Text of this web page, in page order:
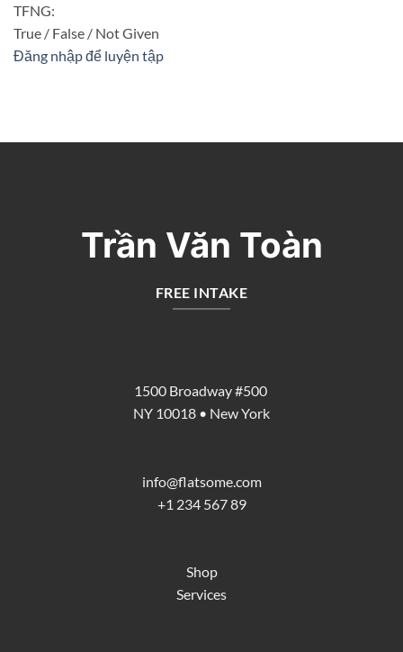
TFNG:
True / False / Not Given
Đăng nhập để luyện tập
Trần Văn Toàn
FREE INTAKE
1500 Broadway #500
NY 10018 • New York
info@flatsome.com
+1 234 567 89
Shop
Services